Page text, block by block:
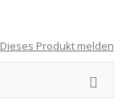
Dieses Produkt melden